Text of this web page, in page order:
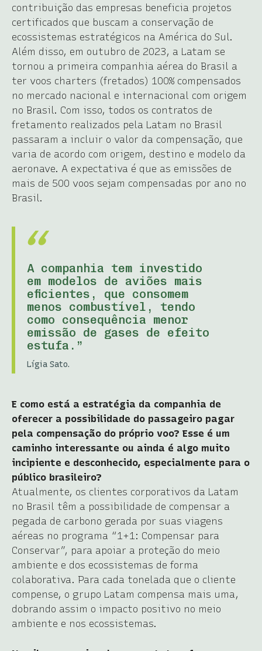
contribuição das empresas beneficia projetos
certificados que buscam a conservação de
ecossistemas estratégicos na América do Sul.
Além disso, em outubro de 2023, a Latam se
tornou a primeira companhia aérea do Brasil a
ter voos charters (fretados) 100% compensados
no mercado nacional e internacional com origem
no Brasil. Com isso, todos os contratos de
fretamento realizados pela Latam no Brasil
passaram a incluir o valor da compensação, que
varia de acordo com origem, destino e modelo da
aeronave. A expectativa é que as emissões de
mais de 500 voos sejam compensadas por ano no
Brasil.
A companhia tem investido
em modelos de aviões mais
eficientes, que consomem
menos combustível, tendo
como consequência menor
emissão de gases de efeito
estufa.”
Lígia Sato.
E como está a estratégia da companhia de
oferecer a possibilidade do passageiro pagar
pela compensação do próprio voo? Esse é um
caminho interessante ou ainda é algo muito
incipiente e desconhecido, especialmente para o
público brasileiro?
Atualmente, os clientes corporativos da Latam
no Brasil têm a possibilidade de compensar a
pegada de carbono gerada por suas viagens
aéreas no programa “1+1: Compensar para
Conservar”, para apoiar a proteção do meio
ambiente e dos ecossistemas de forma
colaborativa. Para cada tonelada que o cliente
compense, o grupo Latam compensa mais uma,
dobrando assim o impacto positivo no meio
ambiente e nos ecossistemas.